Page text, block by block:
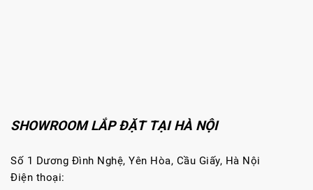
SHOWROOM LẮP ĐẶT TẠI HÀ NỘI
Số 1 Dương Đình Nghệ, Yên Hòa, Cầu Giấy, Hà Nội
Điện thoại: